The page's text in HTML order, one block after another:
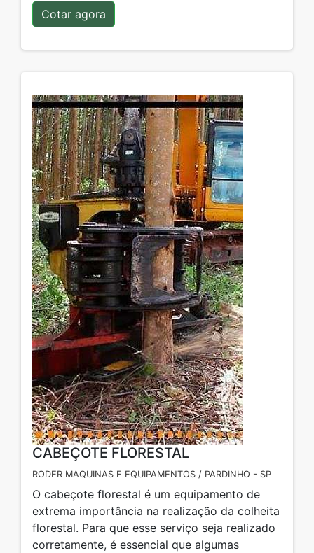
Cotar agora
CABEÇOTE FLORESTAL
RODER MAQUINAS E EQUIPAMENTOS / PARDINHO - SP
O cabeçote florestal é um equipamento de
extrema importância na realização da colheita
florestal. Para que esse serviço seja realizado
corretamente, é essencial que algumas